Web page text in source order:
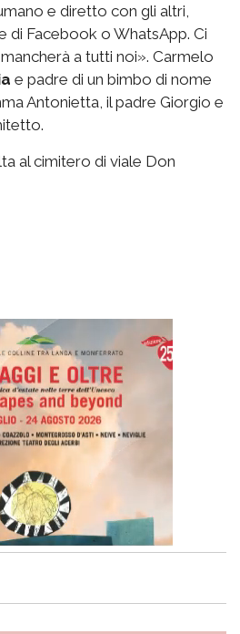
e diretto con gli altri,
di Facebook o WhatsApp. Ci
a tutti noi». Carmelo
e padre di un bimbo di nome
Antonietta, il padre Giorgio e
al cimitero di viale Don